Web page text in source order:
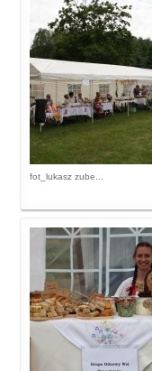
fot_lukasz zube...